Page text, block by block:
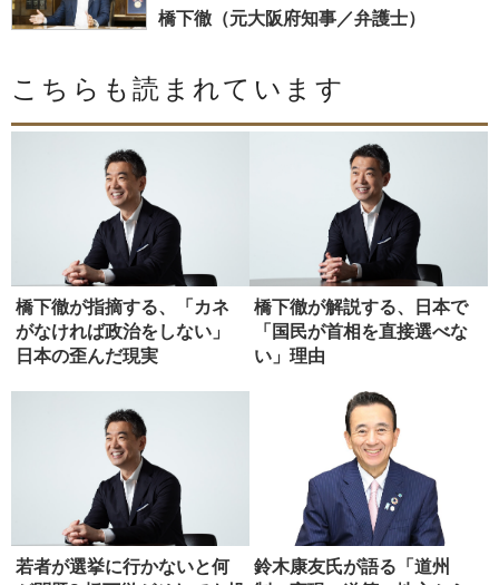
橋下徹（元大阪府知事／弁護士）
こちらも読まれています
橋下徹が指摘する、「カネ
がなければ政治をしない」
日本の歪んだ現実
橋下徹が解説する、日本で
「国民が首相を直接選べな
い」理由
若者が選挙に行かないと何
鈴木康友氏が語る「道州